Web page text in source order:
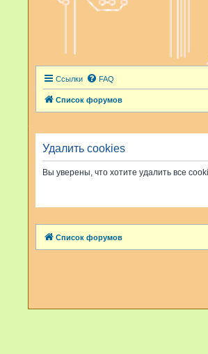
Ссылки FAQ
Список форумов
Удалить cookies
Вы уверены, что хотите удалить все
Список форумов